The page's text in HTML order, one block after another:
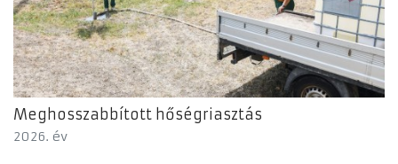
Meghosszabbított hőségriasztás
2026. év